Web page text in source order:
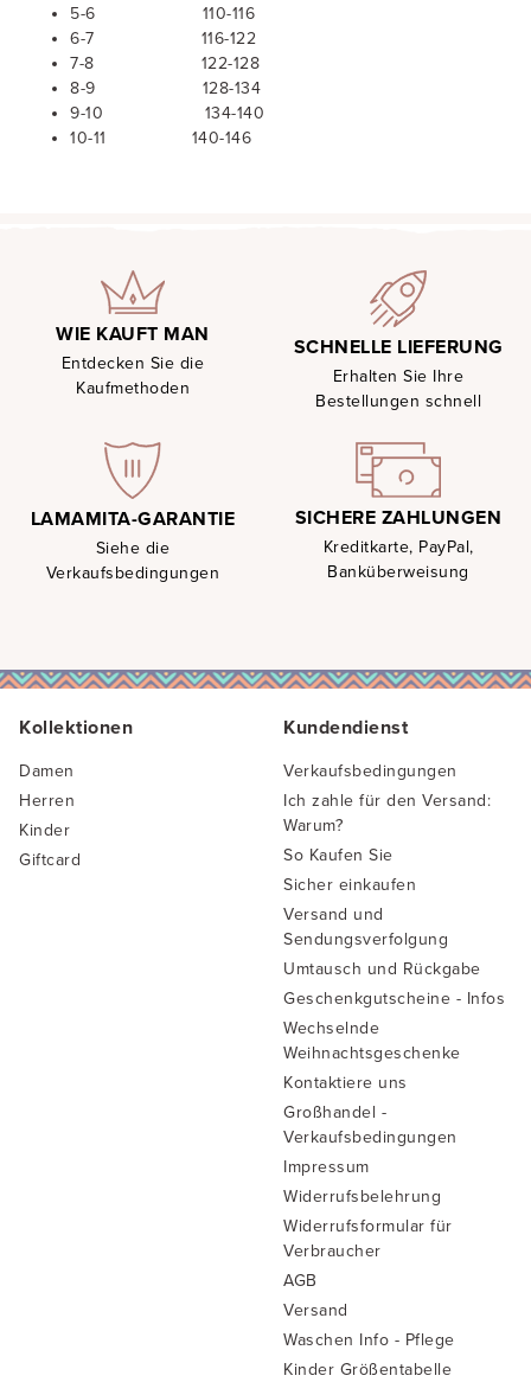
5-6 110-116
6-7 116-122
7-8 122-128
8-9 128-134
9-10 134-140
10-11 140-146
WIE KAUFT MAN
Entdecken Sie die
Kaufmethoden
SCHNELLE LIEFERUNG
Erhalten Sie Ihre
Bestellungen schnell
LAMAMITA-GARANTIE
Siehe die
Verkaufsbedingungen
SICHERE ZAHLUNGEN
Kreditkarte, PayPal,
Banküberweisung
Kollektionen
Damen
Herren
Kinder
Giftcard
Kundendienst
Verkaufsbedingungen
Ich zahle für den Versand:
Warum?
So Kaufen Sie
Sicher einkaufen
Versand und
Sendungsverfolgung
Umtausch und Rückgabe
Geschenkgutscheine - Infos
Wechselnde
Weihnachtsgeschenke
Kontaktiere uns
Großhandel -
Verkaufsbedingungen
Impressum
Widerrufsbelehrung
Widerrufsformular für
Verbraucher
AGB
Versand
Waschen Info - Pflege
Kinder Größentabelle